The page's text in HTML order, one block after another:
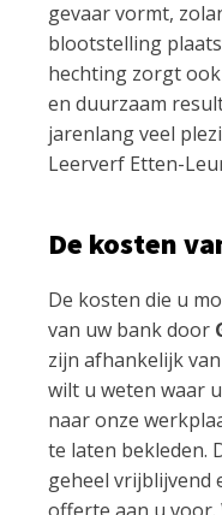
gevaar vormt,
blootstelling
hechting zorgt
en duurzaam
jarenlang veel
Leerverf Etten-
De kosten
De kosten die u
van uw bank door
zijn afhankelijk
wilt u weten waar
naar onze
te laten bekleden.
geheel vrijblijvend
offerte aan u voor.